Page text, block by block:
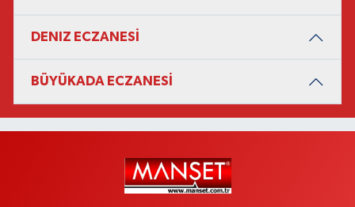
DENIZ ECZANESİ
BÜYÜKADA ECZANESİ